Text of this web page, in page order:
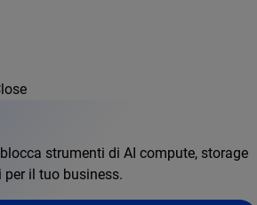
strumenti di AI compute, storage
il tuo business.